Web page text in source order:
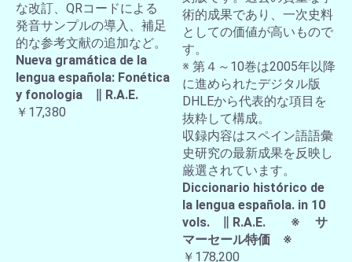
な改訂、QRコードによる
発音サンプルの導入、補足
的な参考文献の追加など。
Nueva gramática de la
lengua española: Fonética
y fonologia ∥ R.A.E.
￥17,380
術的成果であり、一次史料
としての価値が高いもので
す。
※ 第４～10巻は2005年以降
に進められたデジタル版
DHLEから代表的な項目を
抜粋して構成。
収録内容はスペイン語語彙
史研究の最新成果を反映し
厳選されています。
Diccionario histórico de
la lengua española. in 10
vols. ∥ R.A.E. ※ サ
マーセール特価 ※
￥178,200